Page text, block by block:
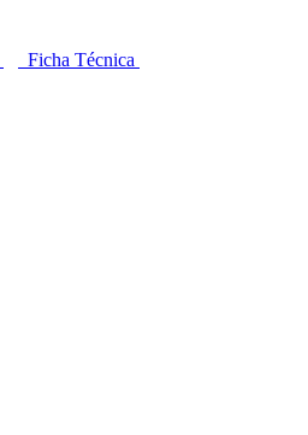
Ficha Técnica